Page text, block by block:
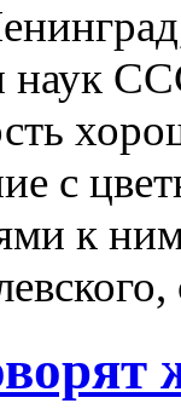
с
к